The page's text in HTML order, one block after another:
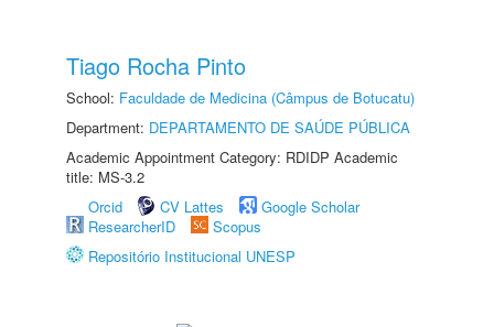
Tiago Rocha Pinto
School: Faculdade de Medicina (Câmpus de Botucatu)
Department: DEPARTAMENTO DE SAÚDE PÚBLICA
Academic Appointment Category: RDIDP Academic
title: MS-3.2
Orcid
CV Lattes
Google Scholar
ResearcherID
Scopus
Repositório Institucional UNESP